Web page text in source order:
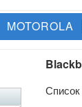
MOTOROLA
Список